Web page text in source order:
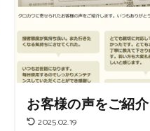
お客様の声をご紹介
2025.02.19